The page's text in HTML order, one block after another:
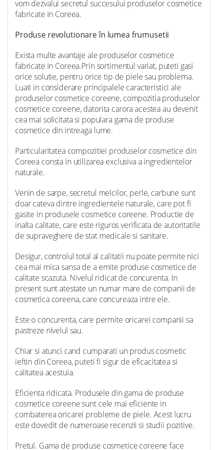
vom dezvalui secretul succesului produselor cosmetice
fabricate in Coreea.
Produse revolutionare în lumea frumusetii
Exista multe avantaje ale produselor cosmetice
fabricate in Coreea.Prin sortimentul variat, puteti gasi
orice solutie, pentru orice tip de piele sau problema.
Luati in considerare principalele caracteristici ale
produselor cosmetice coreene, compozitia produselor
cosmetice coreene, datorita carora acestea au devenit
cea mai solicitata si populara gama de produse
cosmetice din intreaga lume.
Particularitatea compozitiei produselor cosmetice din
Coreea consta in utilizarea exclusiva a ingredientelor
naturale.
Venin de sarpe, secretul melcilor, perle, carbune sunt
doar cateva dintre ingredientele naturale, care pot fi
gasite in produsele cosmetice coreene. Productie de
inalta calitate, care este riguros verificata de autoritatile
de supraveghere de stat medicale si sanitare.
Desigur, controlul total al calitatii nu poate permite nici
cea mai mica sansa de a emite produse cosmetice de
calitate scazuta. Nivelul ridicat de concurenta. In
present sunt atestate un numar mare de companii de
cosmetica coreena, care concureaza intre ele.
Este o concurenta, care permite oricarei companii sa
pastreze nivelul sau.
Chiar si atunci cand cumparati un produs cosmetic
ieftin din Coreea, puteti fi sigur de eficacitatea si
calitatea acestuia.
Eficienta ridicata. Produsele din gama de produse
cosmetice coreene sunt cele mai eficiente in
combaterea oricarei probleme de piele. Acest lucru
este dovedit de numeroase recenzii si studii pozitive.
Pretul. Gama de produse cosmetice coreene face